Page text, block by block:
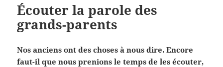
Écouter la parole des
grands-parents
Nos anciens ont des choses à nous dire. Encore
faut-il que nous prenions le temps de les écouter,